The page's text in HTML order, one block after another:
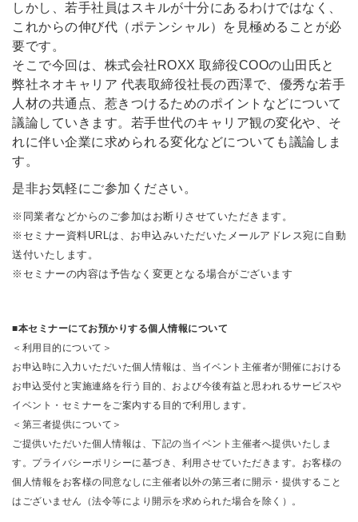
しかし、若手社員はスキルが十分にあるわけではなく、
これからの伸び代（ポテンシャル）を見極めることが必
要です。
そこで今回は、株式会社ROXX 取締役COOの山田 氏と
弊社ネオキャリア 代表取締役社長の西澤で、優秀な若手
人材の共通点、惹きつけるためのポイントなどについて
議論していきます。若手世代のキャリア観の変化や、そ
れに伴い企業に求められる変化などについても議論しま
す。
是非お気軽にご参加ください。
※同業者などからのご参加はお断りさせていただきます。
※セミナー資料URLは、お申込みいただいたメールアドレス宛に自動
送付いたします。
※セミナーの内容は予告なく変更となる場合がございます
■本セミナーにてお預かりする個人情報について
＜利用目的について＞
お申込時に入力いただいた個人情報は、当イベント主催者が開催における
お申込受付と実施連絡を行う目的、および今後有益と思われるサービスや
イベント・セミナーをご案内する目的で利用します。
＜第三者提供について＞
ご提供いただいた個人情報は、下記の当イベント主催者へ提供いたしま
す。プライバシーポリシーに基づき、利用させていただきます。お客様の
個人情報をお客様の同意なしに主催者以外の第三者に開示・提供すること
はございません（法令等により開示を求められた場合を除く）。